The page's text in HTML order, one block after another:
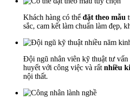
Khách hàng có thể đặt theo mẫu
sắc, cam kết làm chuẩn làm đẹp,
Đội ngũ nhân viên kỹ thuật tư vấn
huyết với công việc và rất nhiều
nội thất.